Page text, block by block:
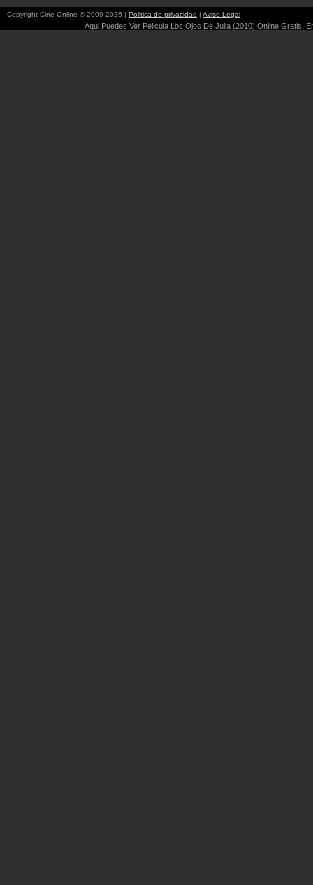
Copyright Cine Online © 2009-2026 | Politica de privacidad | Aviso Legal
Aqui Puedes Ver Pelicula Los Ojos De Julia (2010) Online Gratis,